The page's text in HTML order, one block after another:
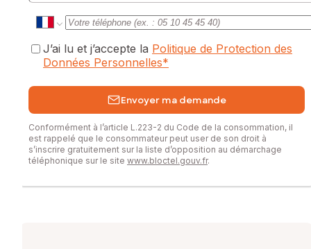
J’ai lu et j’accepte la Politique de Protection des
Données Personnelles*
Envoyer ma demande
Conformément à l’article L.223-2 du Code de la consommation, il
est rappelé que le consommateur peut user de son droit à
s’inscrire gratuitement sur la liste d’opposition au démarchage
téléphonique sur le site www.bloctel.gouv.fr.